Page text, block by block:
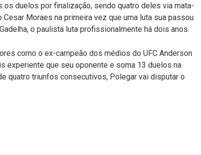
duelos por finalização, sendo quatro deles via mata-
Moraes na primeira vez que uma luta sua passou
o paulista luta profissionalmente há dois anos.
como o ex-campeão dos médios do UFC Anderson
experiente que seu oponente e soma 13 duelos na
quatro triunfos consecutivos, Polegar vai disputar o